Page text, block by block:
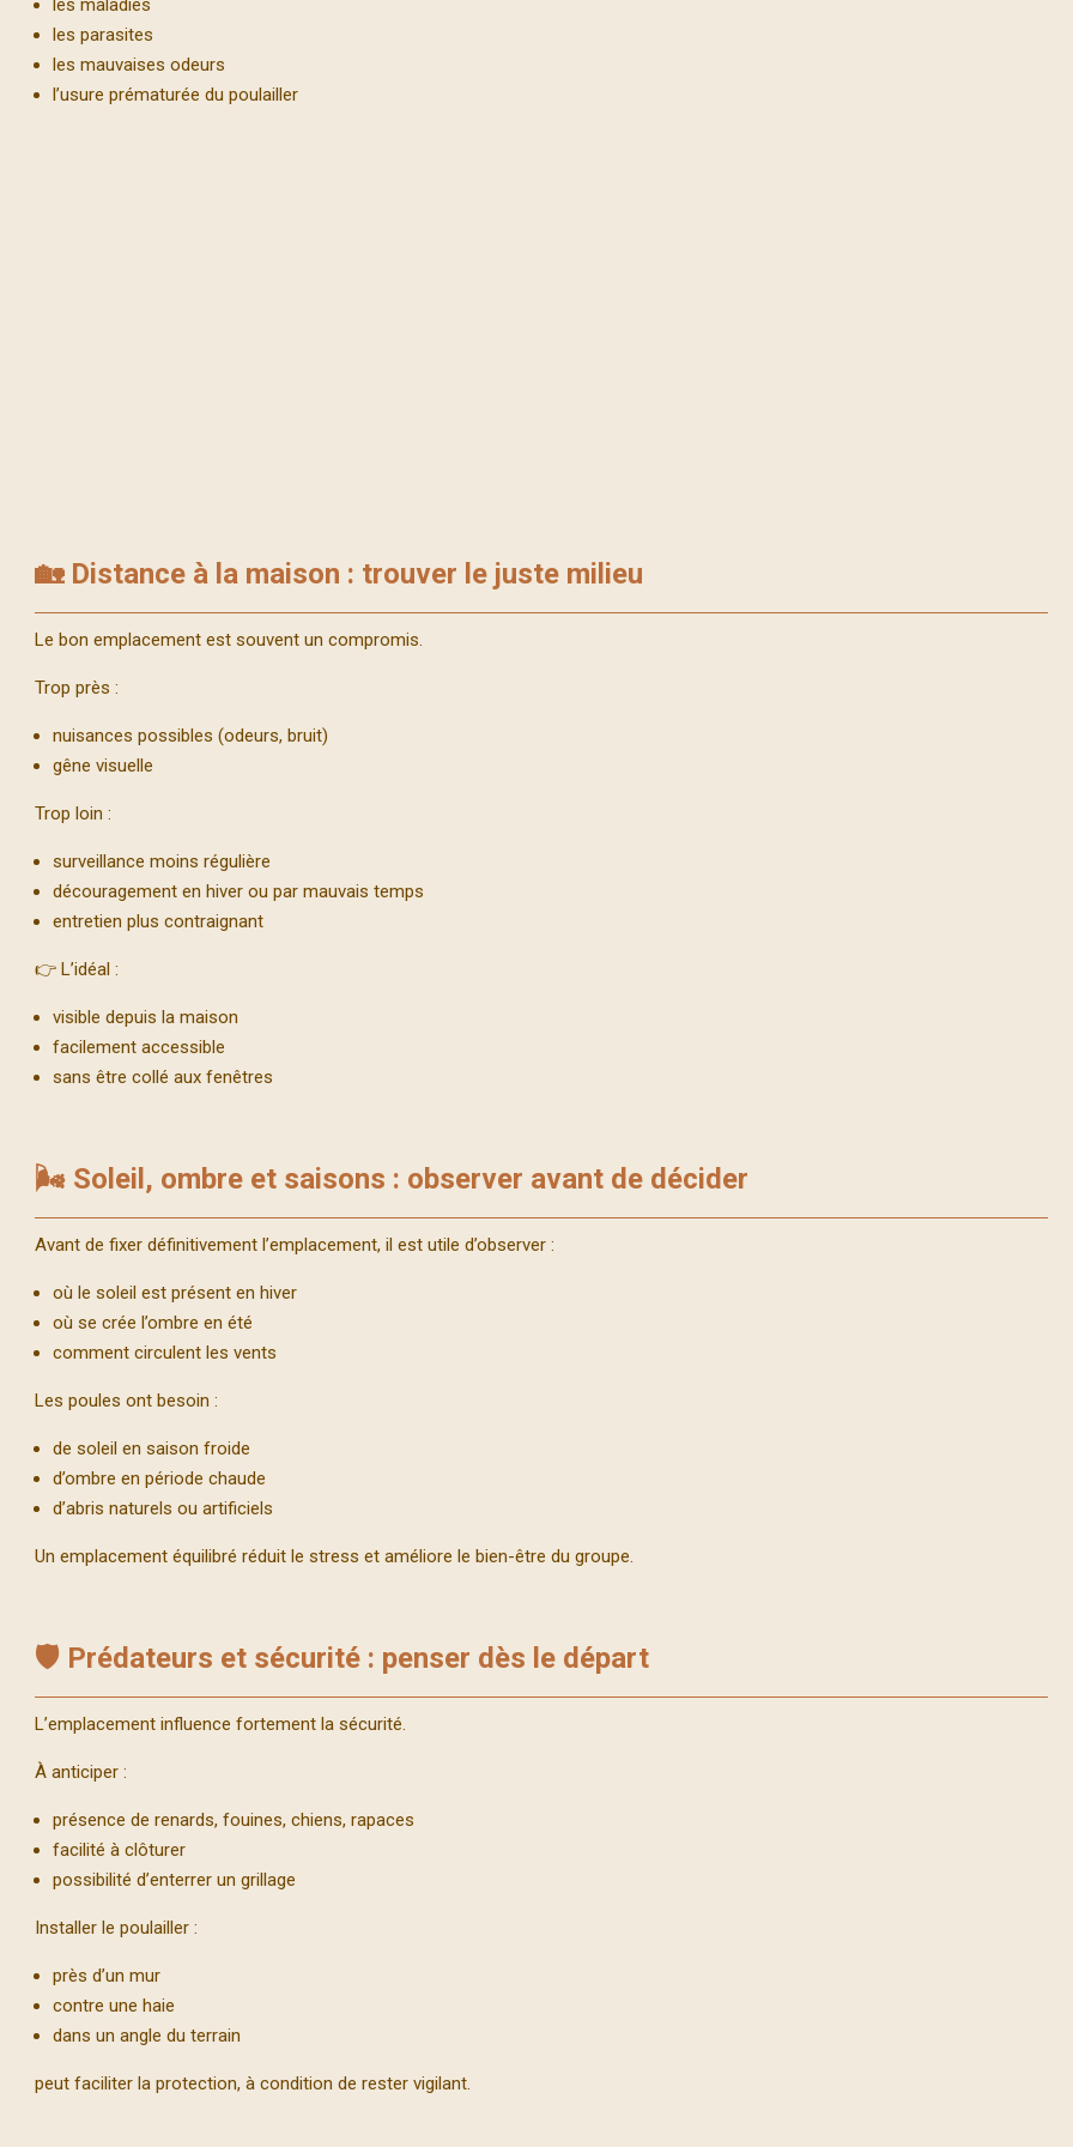
les maladies
les parasites
les mauvaises odeurs
l’usure prématurée du poulailler
🏡 Distance à la maison : trouver le juste milieu
Le bon emplacement est souvent un compromis.
Trop près :
nuisances possibles (odeurs, bruit)
gêne visuelle
Trop loin :
surveillance moins régulière
découragement en hiver ou par mauvais temps
entretien plus contraignant
👉 L’idéal :
visible depuis la maison
facilement accessible
sans être collé aux fenêtres
🌬️ Soleil, ombre et saisons : observer avant de décider
Avant de fixer définitivement l’emplacement, il est utile d’observer :
où le soleil est présent en hiver
où se crée l’ombre en été
comment circulent les vents
Les poules ont besoin :
de soleil en saison froide
d’ombre en période chaude
d’abris naturels ou artificiels
Un emplacement équilibré réduit le stress et améliore le bien-être du groupe.
🛡️ Prédateurs et sécurité : penser dès le départ
L’emplacement influence fortement la sécurité.
À anticiper :
présence de renards, fouines, chiens, rapaces
facilité à clôturer
possibilité d’enterrer un grillage
Installer le poulailler :
près d’un mur
contre une haie
dans un angle du terrain
peut faciliter la protection, à condition de rester vigilant.